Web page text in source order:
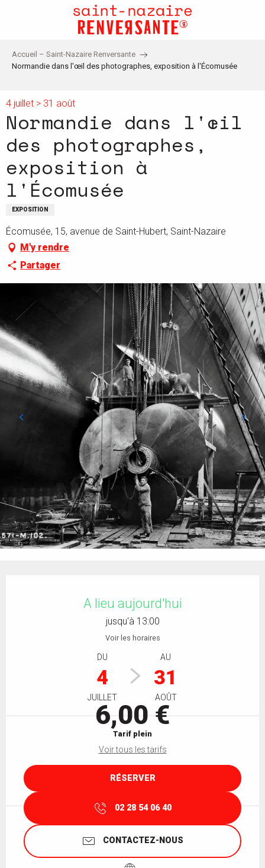
principal
Accueil – Saint-Nazaire Renversante
Normandie dans l'œil des photographes, exposition à l'Écomusée
4 juillet > 31 août
Normandie dans l'œil
des photographes,
exposition à
l'Écomusée
EXPOSITION
Écomusée, 15, avenue de Saint-Hubert, Saint-Nazaire
M'y rendre
Partager
A lieu aujourd'hui
jusqu'à 13:00
Voir les horaires
DU
4
JUILLET
AU
31
AOÛT
6,00 €
Tarif plein
Voir tous les tarifs
RÉSERVER
02 28 54 06 40
CONTACTEZ-NOUS